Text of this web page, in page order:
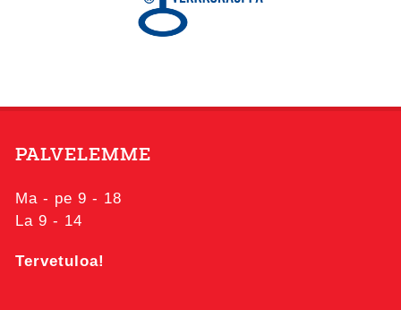
PALVELEMME
Ma - pe 9 - 18
La 9 - 14
Tervetuloa!